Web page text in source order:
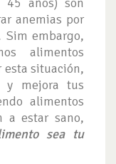
anemias por
embargo,
alimentos
situación,
y mejora tus
alimentos
a estar sano,
sea tu